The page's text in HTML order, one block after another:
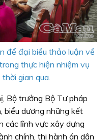
để đại biểu thảo luận về
thực hiện nhiệm vụ
gian qua.
Bộ trưởng Bộ Tư pháp
biểu dương những kết
các lĩnh vực xây dựng
chính, thi hành án dân